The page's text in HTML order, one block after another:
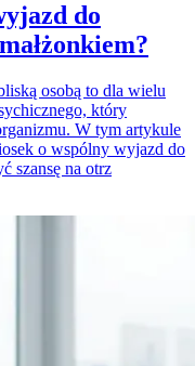
do
osobą to dla wielu
który
W tym artykule
o wspólny wyjazd do
szansę na otrz